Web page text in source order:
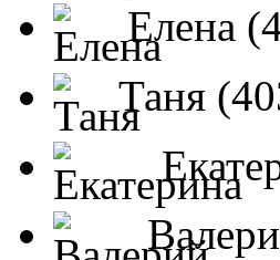
Елена
Таня